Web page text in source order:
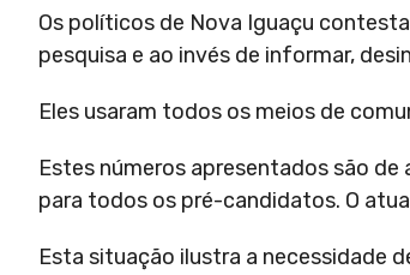
Os políticos de Nova Iguaçu
pesquisa e ao invés de informar,
Eles usaram todos os meios de
Estes números apresentados são
para todos os pré-candidatos. O
Esta situação ilustra a necessidade